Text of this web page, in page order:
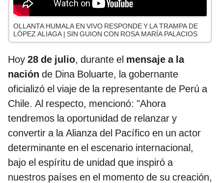
OLLANTA HUMALA EN VIVO RESPONDE Y LA TRAMPA DE
LÓPEZ ALIAGA | SIN GUION CON ROSA MARÍA PALACIOS
Hoy 28 de julio, durante el mensaje a la
nación de Dina Boluarte, la gobernante
oficializó el viaje de la representante de Perú a
Chile. Al respecto, mencionó: "Ahora
tendremos la oportunidad de relanzar y
convertir a la Alianza del Pacífico en un actor
determinante en el escenario internacional,
bajo el espíritu de unidad que inspiró a
nuestros países en el momento de su creación,